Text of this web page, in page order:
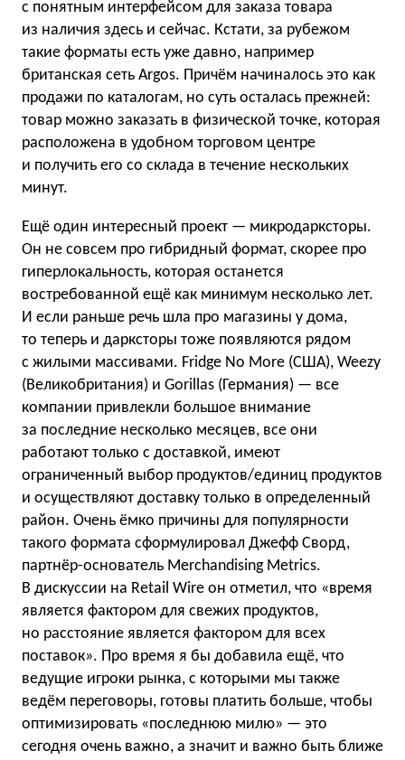
с понятным интерфейсом для заказа товара
из наличия здесь и сейчас. Кстати, за рубежом
такие форматы есть уже давно, например
британская сеть Argos. Причём начиналось это как
продажи по каталогам, но суть осталась прежней:
товар можно заказать в физической точке, которая
расположена в удобном торговом центре
и получить его со склада в течение нескольких
минут.
Ещё один интересный проект — микродарксторы.
Он не совсем про гибридный формат, скорее про
гиперлокальность, которая останется
востребованной ещё как минимум несколько лет.
И если раньше речь шла про магазины у дома,
то теперь и дарксторы тоже появляются рядом
с жилыми массивами. Fridge No More (США), Weezy
(Великобритания) и Gorillas (Германия) — все
компании привлекли большое внимание
за последние несколько месяцев, все они
работают только с доставкой, имеют
ограниченный выбор продуктов/единиц продуктов
и осуществляют доставку только в определенный
район. Очень ёмко причины для популярности
такого формата сформулировал Джефф Сворд,
партнёр-основатель Merchandising Metrics.
В дискуссии на Retail Wire он отметил, что «время
является фактором для свежих продуктов,
но расстояние является фактором для всех
поставок». Про время я бы добавила ещё, что
ведущие игроки рынка, с которыми мы также
ведём переговоры, готовы платить больше, чтобы
оптимизировать «последнюю милю» — это
сегодня очень важно, а значит и важно быть ближе